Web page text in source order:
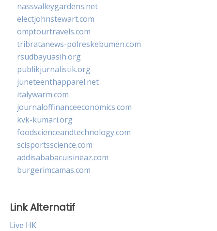
nassvalleygardens.net
electjohnstewart.com
omptourtravels.com
tribratanews-polreskebumen.com
rsudbayuasih.org
publikjurnalistik.org
juneteenthapparel.net
italywarm.com
journaloffinanceeconomics.com
kvk-kumari.org
foodscienceandtechnology.com
scisportsscience.com
addisababacuisineaz.com
burgerimcamas.com
Link Alternatif
Live HK